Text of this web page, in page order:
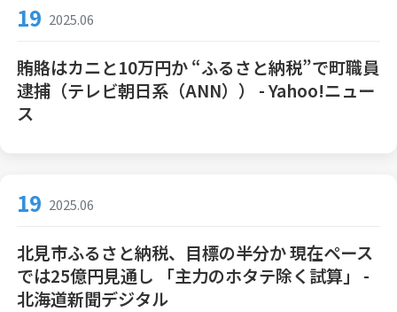
19 2025.06
賄賂はカニと10万円か “ふるさと納税”で町職員
逮捕（テレビ朝日系（ANN）） - Yahoo!ニュー
ス
19 2025.06
北見市ふるさと納税、目標の半分か 現在ペース
では25億円見通し 「主力のホタテ除く試算」 -
北海道新聞デジタル